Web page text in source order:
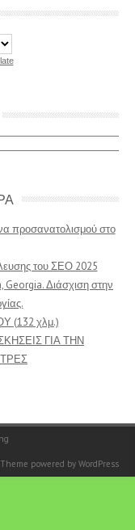
προσανατολισμού στο
του ΣΕΟ 2025
Διάσχιση στην
(132 χλμ.)
ΑΣΚΗΣΕΙΣ ΓΙΑ ΤΗΝ
powered by WordPress